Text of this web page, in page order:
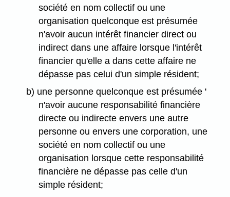
société en nom collectif ou une
organisation quelconque est présumée
n'avoir aucun intérêt financier direct ou
indirect dans une affaire lorsque l'intérêt
financier qu'elle a dans cette affaire ne
dépasse pas celui d'un simple résident;
b) une personne quelconque est présumée '
n'avoir aucune responsabilité financière
directe ou indirecte envers une autre
personne ou envers une corporation, une
société en nom collectif ou une
organisation lorsque cette responsabilité
financière ne dépasse pas celle d'un
simple résident;